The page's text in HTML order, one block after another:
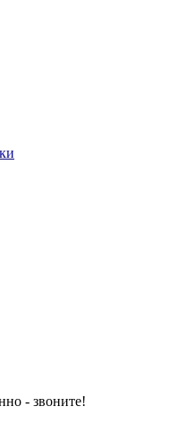
- звоните!